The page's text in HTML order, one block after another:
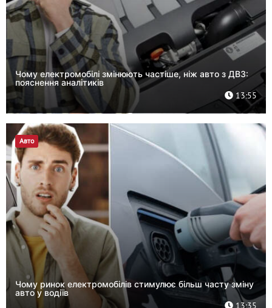
Чому електромобілі змінюють частіше, ніж авто з ДВЗ:
пояснення аналітиків
13:55
Авто
Чому ринок електромобілів стимулює більш часту зміну
авто у водіїв
13:35